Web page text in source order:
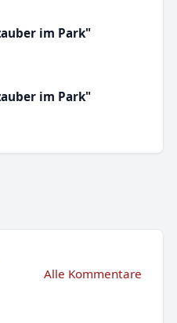
im Park"
im Park"
Alle Kommentare